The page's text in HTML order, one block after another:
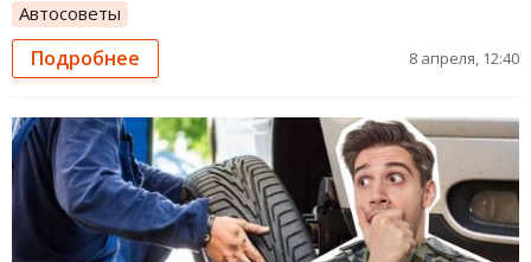
Автосоветы
Подробнее 8 апреля, 12:40